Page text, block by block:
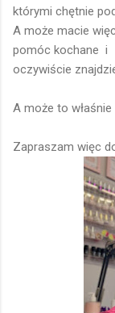
którymi chętnie
A może macie
pomóc kochane i
oczywiście
A może to
Zapraszam więc